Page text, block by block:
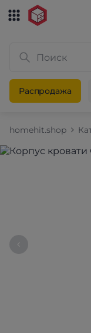
Распродажа
homehit.shop